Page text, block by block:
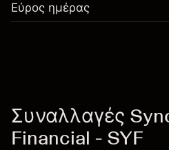
Εύρος ημέρας
Συναλλαγές
Financial - SYF